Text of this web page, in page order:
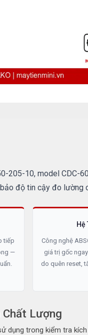
205-10, model CDC-
độ tin cậy đo
tiếp
—
Hệ
Công nghệ
giá trị gốc
do quên reset,
Chất Lượng
dụng trong kiểm tra